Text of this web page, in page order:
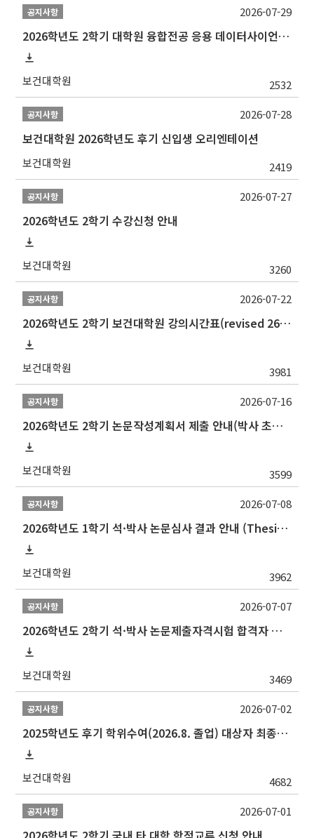
공지사항
2026학년도 2학기 대학원 융합전공 응용 데이터사이언스 선발 계획 알림
보건대학원 2532
2026-07-29
공지사항
보건대학원 2026학년도 후기 신입생 오리엔테이션
보건대학원 2419
2026-07-28
공지사항
2026학년도 2학기 수강신청 안내
보건대학원 3260
2026-07-27
공지사항
2026학년도 2학기 보건대학원 강의시간표(revised 260803)(2026 2nd SEMESTER SNU GSPH TIMETABLE)
보건대학원 3981
2026-07-22
공지사항
2026학년도 2학기 논문작성계획서 제출 안내(박사 초심 일정 포함)_Thesis Proposal
보건대학원 3599
2026-07-16
공지사항
2026학년도 1학기 석·박사 논문심사 결과 안내 (Thesis Defense Result)
보건대학원 3962
2026-07-08
공지사항
2026학년도 2학기 석·박사 논문제출자격시험 합격자 공고(TSQ Exam Result)
보건대학원 3469
2026-07-07
공지사항
2025학년도 후기 학위수여(2026.8. 졸업) 대상자 최종인준 논문 제출 안내
보건대학원 4682
2026-07-02
공지사항 2026-07-01